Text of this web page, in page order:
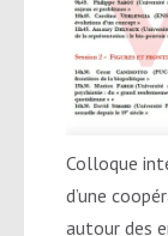
Colloque
d’une
autour des